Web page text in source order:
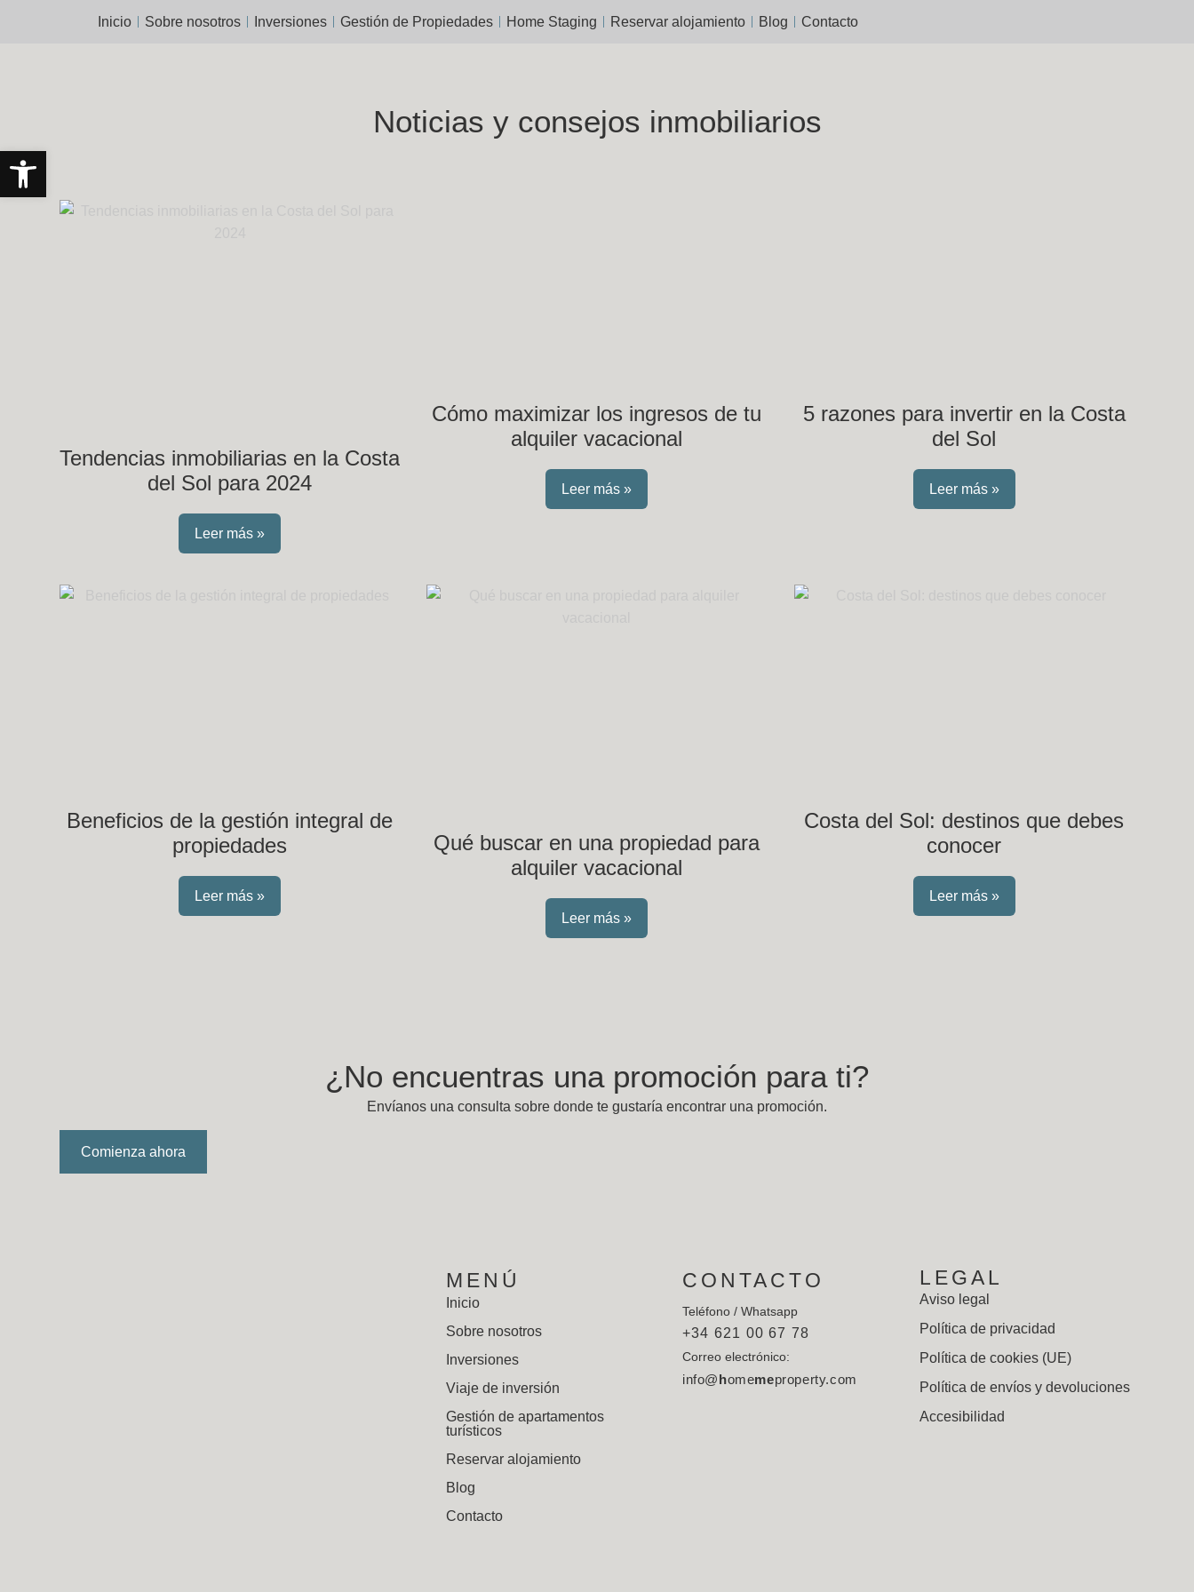
Abrir barra de herramientas
Inicio Sobre nosotros Inversiones Gestión de Propiedades Home Staging Reservar alojamiento Blog Contacto
Noticias y consejos inmobiliarios
Tendencias inmobiliarias en la Costa
del Sol para 2024
Leer más »
Cómo maximizar los ingresos de tu
alquiler vacacional
Leer más »
5 razones para invertir en la Costa
del Sol
Leer más »
Beneficios de la gestión integral de
propiedades
Leer más »
Qué buscar en una propiedad para
alquiler vacacional
Leer más »
Costa del Sol: destinos que debes
conocer
Leer más »
¿No encuentras una promoción para ti?
Envíanos una consulta sobre donde te gustaría encontrar una promoción.
Comienza ahora
MENÚ
Inicio
Sobre nosotros
Inversiones
Viaje de inversión
Gestión de apartamentos
turísticos
Reservar alojamiento
Blog
Contacto
CONTACTO
Teléfono / Whatsapp
+34 621 00 67 78
Correo electrónico:
info@ homemeproperty.com
LEGAL
Aviso legal
Política de privacidad
Política de cookies (UE)
Política de envíos y devoluciones
Accesibilidad